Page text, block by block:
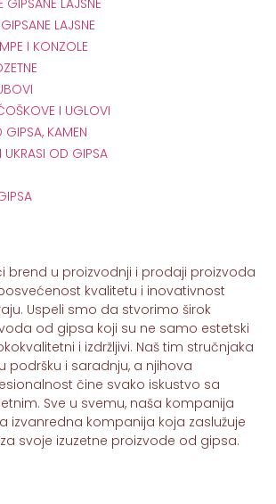
brend u proizvodnji i prodaji proizvoda
kvalitetu i inovativnost
Uspeli smo da stvorimo širok
od gipsa koji su ne samo estetski
i izdržljivi. Naš tim stručnjaka
podršku i saradnju, a njihova
čine svako iskustvo sa
Sve u svemu, naša kompanija
izvanredna kompanija koja zaslužuje
svoje izuzetne proizvode od gipsa.
LAJSNE
I KONZOLE
I UGLOVI
KAMEN
UKRASI OD GIPSA